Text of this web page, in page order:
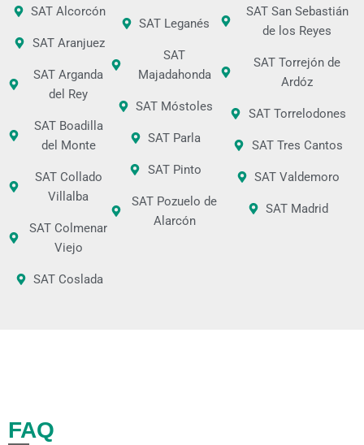
SAT Alcorcón
SAT Aranjuez
SAT Arganda
del Rey
SAT Boadilla
del Monte
SAT Collado
Villalba
SAT Colmenar
Viejo
SAT Coslada
SAT Leganés
SAT
Majadahonda
SAT Móstoles
SAT Parla
SAT Pinto
SAT Pozuelo de
Alarcón
SAT San Sebastián
de los Reyes
SAT Torrejón de
Ardóz
SAT Torrelodones
SAT Tres Cantos
SAT Valdemoro
SAT Madrid
FAQ